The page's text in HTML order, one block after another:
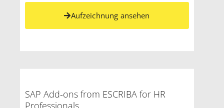
Aufzeichnung ansehen
SAP Add-ons from ESCRIBA for HR